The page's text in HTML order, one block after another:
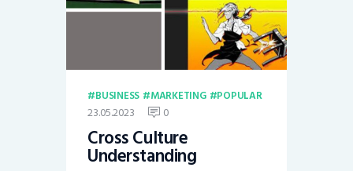
BUSINESS MARKETING POPULAR
23.05.2023 0
Cross Culture
Understanding